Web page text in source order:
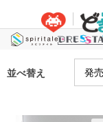
並べ替え